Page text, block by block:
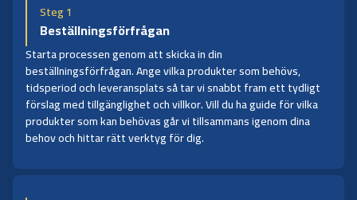
Steg 1
Beställningsförfrågan
Starta processen genom att skicka in din
beställningsförfrågan. Ange vilka produkter som behövs,
tidsperiod och leveransplats så tar vi snabbt fram ett tydligt
förslag med tillgänglighet och villkor. Vill du ha guide för vilka
produkter som kan behövas går vi tillsammans igenom dina
behov och hittar rätt verktyg för dig.